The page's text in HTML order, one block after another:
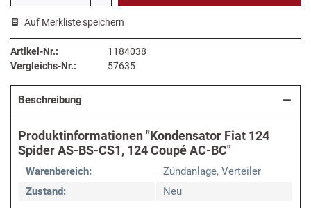
Auf Merkliste speichern
Artikel-Nr.:
1184038
Vergleichs-Nr.:
57635
Beschreibung
Produktinformationen "Kondensator Fiat 124
Spider AS-BS-CS1, 124 Coupé AC-BC"
Warenbereich:
Zündanlage, Verteiler
Zustand:
Neu